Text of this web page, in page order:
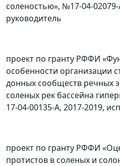
соленостью», №17-04-02079-
руководитель
проект по гранту РФФИ
особенности организации
донных сообществ речных
соленых рек бассейна
17-04-00135-А, 2017-2019,
проект по гранту РФФИ
протистов в соленых и